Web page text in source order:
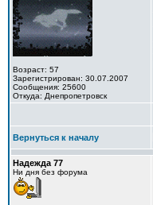
Возраст: 57
Зарегистрирован: 30.07.2007
Сообщения: 25600
Откуда: Днепропетровск
Вернуться к началу
Надежда 77
Ни дня без форума